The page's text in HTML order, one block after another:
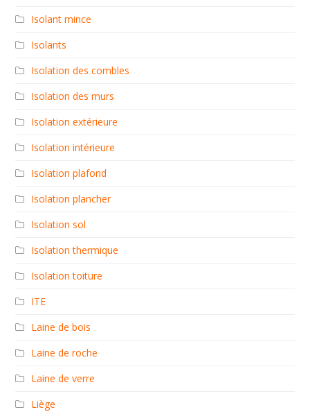
Isolant mince
Isolants
Isolation des combles
Isolation des murs
Isolation extérieure
Isolation intérieure
Isolation plafond
Isolation plancher
Isolation sol
Isolation thermique
Isolation toiture
ITE
Laine de bois
Laine de roche
Laine de verre
Liège